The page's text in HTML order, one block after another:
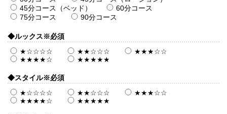
45分コース（ベッド）
60分コース
75分コース
90分コース
◆ルックス※必須
★☆☆☆☆
★★☆☆☆
★★★☆☆
★★★★☆
★★★★★
◆スタイル※必須
★☆☆☆☆
★★☆☆☆
★★★☆☆
★★★★☆
★★★★★